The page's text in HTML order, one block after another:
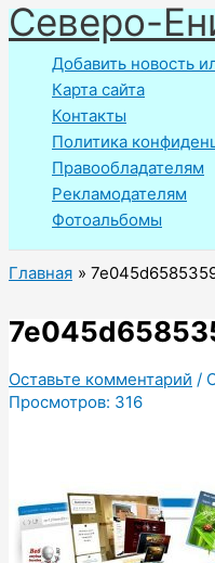
Перейти
к
содержимому
Северо-
Добавить новость
Карта сайта
Контакты
Политика
Правообладателям
Рекламодателям
Фотоальбомы
Главная
Оставьте комментарий /
Просмотров: 316